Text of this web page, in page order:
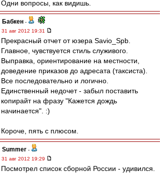
Одни вопросы, как видишь.
Бабкен -
31 авг 2012 19:31
Прекрасный отчет от юзера Savio_Spb.
Главное, чувствуется стиль служивого.
Выправка, ориентирование на местности,
доведение приказов до адресата (таксиста).
Все последовательно и логично.
Единственный недочет - забыл поставить
копирайт на фразу "Кажется дождь
начинается". :)
Короче, пять с плюсом.
Summer -
31 авг 2012 19:29
Посмотрел список сборной России - удивился.